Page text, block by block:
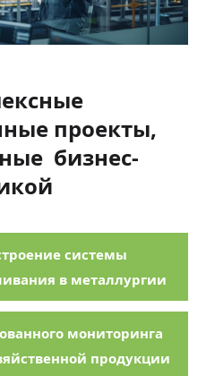
проекты,
бизнес-
системы
в металлургии
мониторинга
продукции